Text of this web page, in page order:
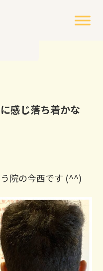
感じ落ち着かな
院の今西です ⁡(^^)